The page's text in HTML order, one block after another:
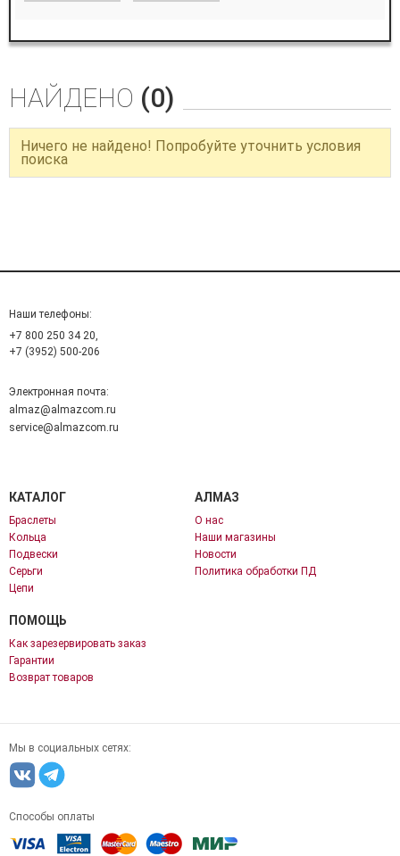
НАЙДЕНО (0)
Ничего не найдено! Попробуйте уточнить условия
поиска
Наши телефоны:
+7 800 250 34 20,
+7 (3952) 500-206
Электронная почта:
almaz@almazcom.ru
service@almazcom.ru
КАТАЛОГ
Браслеты
Кольца
Подвески
Серьги
Цепи
АЛМАЗ
О нас
Наши магазины
Новости
Политика обработки ПД
ПОМОЩЬ
Как зарезервировать заказ
Гарантии
Возврат товаров
Мы в социальных сетях:
Способы оплаты